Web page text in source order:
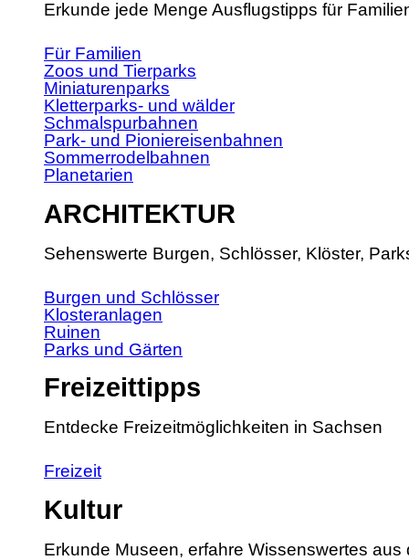
Erkunde jede Menge Ausflugstipps für
Für Familien
Zoos und Tierparks
Miniaturenparks
Kletterparks- und wälder
Schmalspurbahnen
Park- und Pioniereisenbahnen
Sommerrodelbahnen
Planetarien
ARCHITEKTUR
Sehenswerte Burgen, Schlösser, Klöster,
Burgen und Schlösser
Klosteranlagen
Ruinen
Parks und Gärten
Freizeittipps
Entdecke Freizeitmöglichkeiten in Sachsen
Freizeit
Kultur
Erkunde Museen, erfahre Wissenswertes